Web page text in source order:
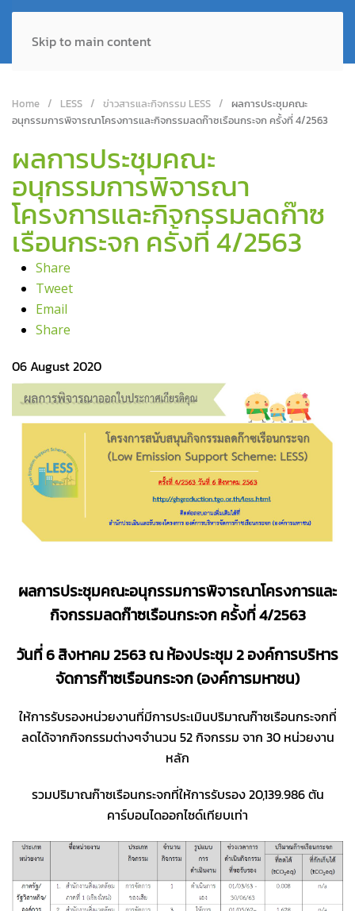
Skip to main content
Home LESS ข่าวสารและกิจกรรม LESS
ผลการประชุมคณะ
อนุกรรมการพิจารณาโครงการและกิจกรรมลดก๊าซเรือนกระจก ครั้งที่ 4/2563
ผลการประชุมคณะ
อนุกรรมการพิจารณา
โครงการและกิจกรรมลดก๊าซ
เรือนกระจก ครั้งที่ 4/2563
Share
Tweet
Email
Share
06 August 2020
ผลการประชุมคณะอนุกรรมการพิจารณาโครงการและ
กิจกรรมลดก๊าซเรือนกระจก ครั้งที่ 4/2563
วันที่ 6 สิงหาคม 2563 ณ ห้องประชุม 2 องค์การบริหาร
จัดการก๊าซเรือนกระจก (องค์การมหาชน)
ให้การรับรองหน่วยงานที่มีการประเมินปริมาณก๊าซเรือนกระจกที่
ลดได้จากกิจกรรมต่างๆจำนวน 52 กิจกรรม จาก 30 หน่วยงาน
หลัก
รวมปริมาณก๊าซเรือนกระจกที่ให้การรับรอง 20,139.986 ตัน
คาร์บอนไดออกไซด์เทียบเท่า